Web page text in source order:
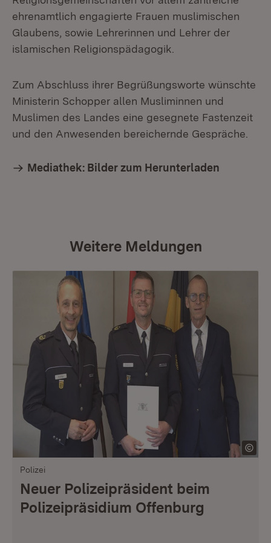
ehrenamtlich engagierte Frauen muslimischen
Glaubens, sowie Lehrerinnen und Lehrer der
islamischen Religionspädagogik.
Zum Abschluss ihrer Begrüßungsworte wünschte
Ministerin Schopper allen Musliminnen und
Muslimen des Landes eine gesegnete Fastenzeit
und den Anwesenden bereichernde Gespräche.
Mediathek: Bilder zum Herunterladen
Weitere Meldungen
Polizei
Neuer Polizeipräsident beim
Polizeipräsidium Offenburg